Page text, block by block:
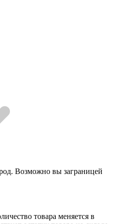
Возможно вы заграницей
товара меняется в